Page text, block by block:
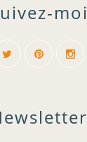
moi